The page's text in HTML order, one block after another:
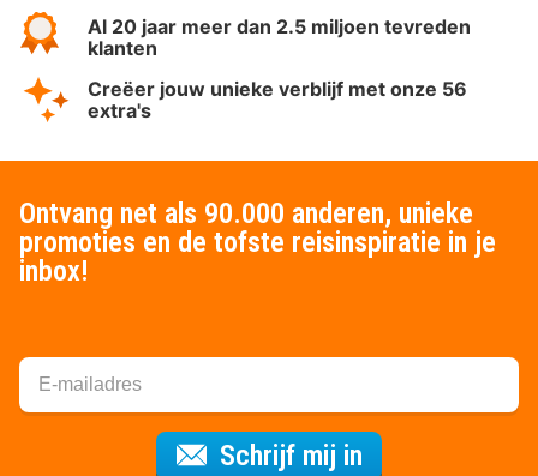
Al 20 jaar meer dan 2.5 miljoen tevreden
klanten
Creëer jouw unieke verblijf met onze 56
extra's
Ontvang net als 90.000 anderen, unieke
promoties en de tofste reisinspiratie in je
inbox!
Schrijf mij in